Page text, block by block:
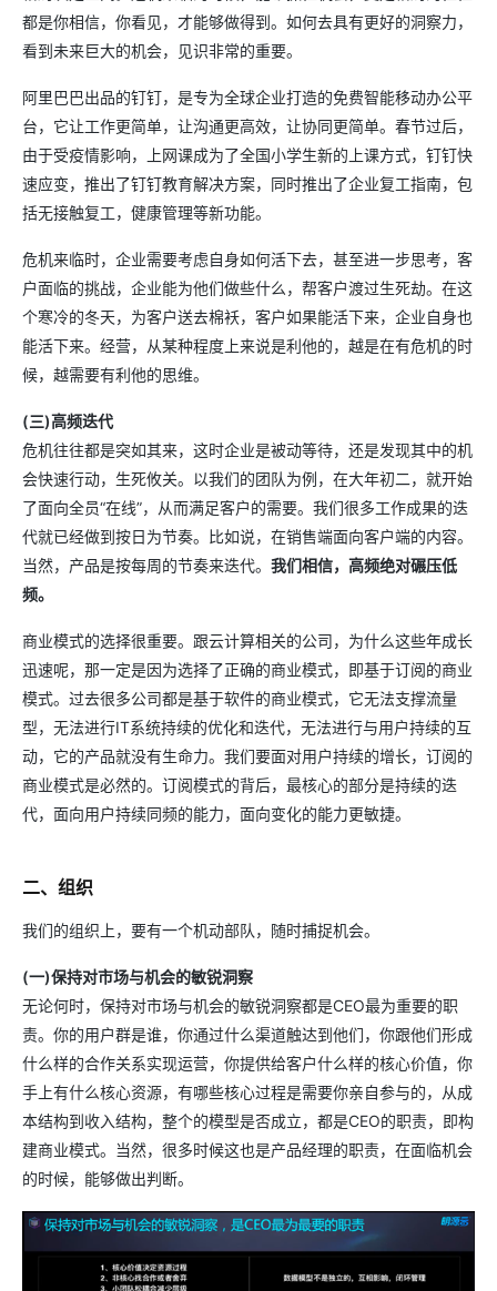
都是你相信，你看见，才能够做得到。如何去具有更好的洞察力，
看到未来巨大的机会，见识非常的重要。
阿里巴巴出品的钉钉，是专为全球企业打造的免费智能移动办公平
台，它让工作更简单，让沟通更高效，让协同更简单。春节过后，
由于受疫情影响，上网课成为了全国小学生新的上课方式，钉钉快
速应变，推出了钉钉教育解决方案，同时推出了企业复工指南，包
括无接触复工，健康管理等新功能。
危机来临时，企业需要考虑自身如何活下去，甚至进一步思考，客
户面临的挑战，企业能为他们做些什么，帮客户渡过生死劫。在这
个寒冷的冬天，为客户送去棉袄，客户如果能活下来，企业自身也
能活下来。经营，从某种程度上来说是利他的，越是在有危机的时
候，越需要有利他的思维。
(三)高频迭代
危机往往都是突如其来，这时企业是被动等待，还是发现其中的机
会快速行动，生死攸关。以我们的团队为例，在大年初二，就开始
了面向全员“在线”，从而满足客户的需要。我们很多工作成果的迭
代就已经做到按日为节奏。比如说，在销售端面向客户端的内容。
当然，产品是按每周的节奏来迭代。 我们相信，高频绝对碾压低
频。
商业模式的选择很重要。跟云计算相关的公司，为什么这些年成长
迅速呢，那一定是因为选择了正确的商业模式，即基于订阅的商业
模式。过去很多公司都是基于软件的商业模式，它无法支撑流量
型，无法进行IT系统持续的优化和迭代，无法进行与用户持续的互
动，它的产品就没有生命力。我们要面对用户持续的增长，订阅的
商业模式是必然的。订阅模式的背后，最核心的部分是持续的迭
代，面向用户持续同频的能力，面向变化的能力更敏捷。
二、组织
我们的组织上，要有一个机动部队，随时捕捉机会。
(一)保持对市场与机会的敏锐洞察
无论何时，保持对市场与机会的敏锐洞察都是CEO最为重要的职
责。你的用户群是谁，你通过什么渠道触达到他们，你跟他们形成
什么样的合作关系实现运营，你提供给客户什么样的核心价值，你
手上有什么核心资源，有哪些核心过程是需要你亲自参与的，从成
本结构到收入结构，整个的模型是否成立，都是CEO的职责，即构
建商业模式。当然，很多时候这也是产品经理的职责，在面临机会
的时候，能够做出判断。